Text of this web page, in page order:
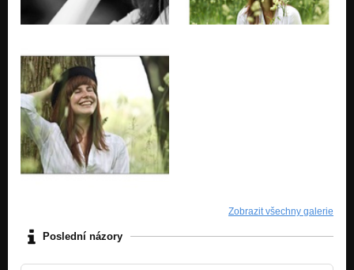
Zobrazit všechny galerie
Poslední názory